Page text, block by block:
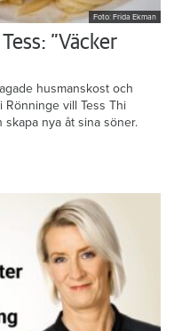
Foto: Frida Ekman
”Väcker
husmanskost och
vill Tess Thi
nya åt sina söner.